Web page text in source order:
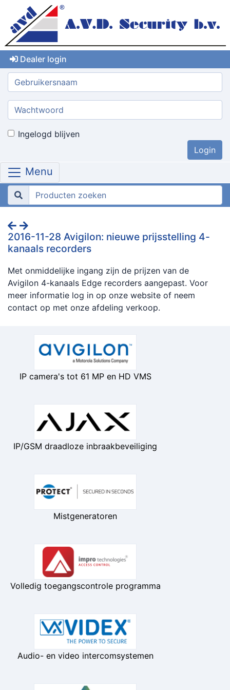
Dealer login
Gebruikersnaam:
Wachtwoord:
Ingelogd blijven
Menu
2016-11-28 Avigilon: nieuwe prijsstelling 4-
kanaals recorders
Met onmiddelijke ingang zijn de prijzen van de
Avigilon 4-kanaals Edge recorders aangepast. Voor
meer informatie log in op onze website of neem
contact op met onze afdeling verkoop.
IP camera's tot 61 MP en HD VMS
IP/GSM draadloze inbraakbeveiliging
Mistgeneratoren
Volledig toegangscontrole programma
Audio- en video intercomsystemen